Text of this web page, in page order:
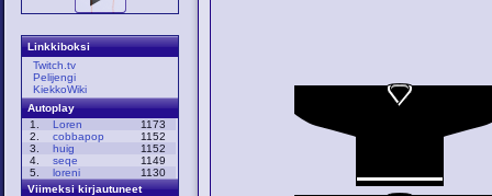
Linkkiboksi
Twitch.tv
Pelijengi
KiekkoWiki
Autoplay
1.
Loren
1173
2.
cobbapop
1152
3.
huig
1152
4.
seqe
1149
5.
loreni
1130
Viimeksi kirjautuneet